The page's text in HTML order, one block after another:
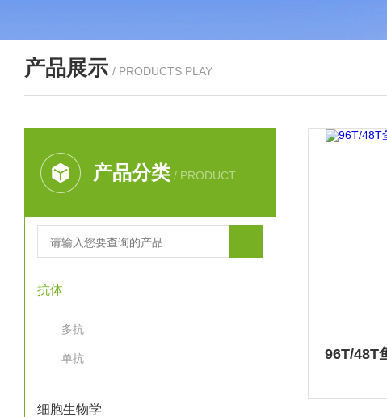
产品展示 / PRODUCTS PLAY
产品分类 / PRODUCT
抗体
多抗
单抗
细胞生物学